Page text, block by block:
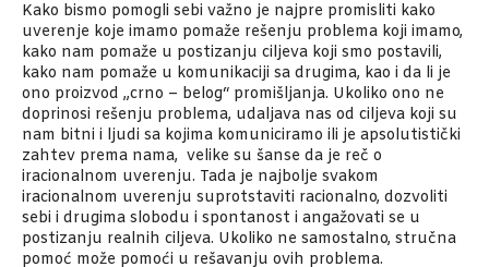
Kako bismo pomogli sebi važno je najpre promisliti kako
uverenje koje imamo pomaže rešenju problema koji imamo,
kako nam pomaže u postizanju ciljeva koji smo postavili,
kako nam pomaže u komunikaciji sa drugima, kao i da li je
ono proizvod „crno – belog“ promišljanja. Ukoliko ono ne
doprinosi rešenju problema, udaljava nas od ciljeva koji su
nam bitni i ljudi sa kojima komuniciramo ili je apsolutistički
zahtev prema nama, velike su šanse da je reč o
iracionalnom uverenju. Tada je najbolje svakom
iracionalnom uverenju suprotstaviti racionalno, dozvoliti
sebi i drugima slobodu i spontanost i angažovati se u
postizanju realnih ciljeva. Ukoliko ne samostalno, stručna
pomoć može pomoći u rešavanju ovih problema.